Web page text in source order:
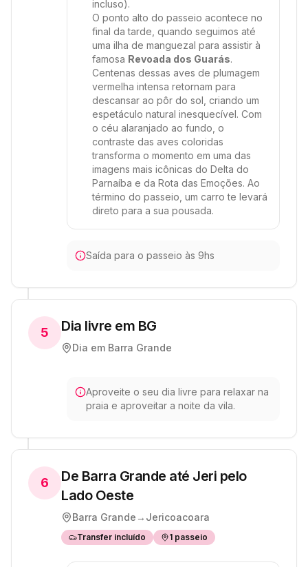
incluso).
O ponto alto do passeio acontece no
final da tarde, quando seguimos até
uma ilha de manguezal para assistir à
famosa Revoada dos Guarás.
Centenas dessas aves de plumagem
vermelha intensa retornam para
descansar ao pôr do sol, criando um
espetáculo natural inesquecível. Com
o céu alaranjado ao fundo, o
contraste das aves coloridas
transforma o momento em uma das
imagens mais icônicas do Delta do
Parnaíba e da Rota das Emoções. Ao
término do passeio, um carro te levará
direto para a sua pousada.
Saída para o passeio às 9hs
5 Dia livre em BG
Dia em Barra Grande
Aproveite o seu dia livre para relaxar na
praia e aproveitar a noite da vila.
6
De Barra Grande até Jeri pelo
Lado Oeste
Barra Grande → Jericoacoara
Transfer incluído 1 passeio